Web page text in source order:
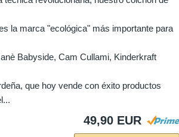
la marca "ecológica" más importante para
Babyside, Cam Cullami, Kinderkraft
que hoy vende con éxito productos
49,90 EUR